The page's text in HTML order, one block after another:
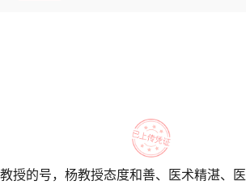
授的号，杨教授态度和善、医术精湛、医